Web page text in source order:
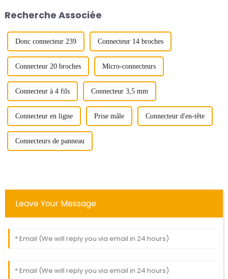
Recherche Associée
Donc connecteur 239 Connecteur 14 broches
Connecteur 20 broches Micro-connecteurs
Connecteur à 4 fils Connecteur 3,5 mm
Connecteur en ligne Prise mâle Connecteur d'en-tête
Connecteurs de panneau
Leave Your Message